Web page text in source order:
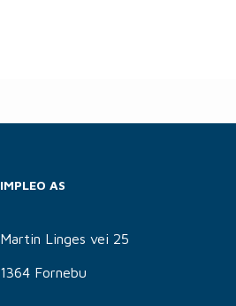
IMPLEO AS
Martin Linges vei 25
1364 Fornebu